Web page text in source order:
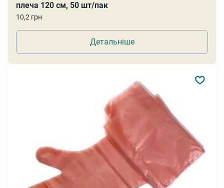
плеча 120 см, 50 шт/пак
10,2 грн
Детальніше